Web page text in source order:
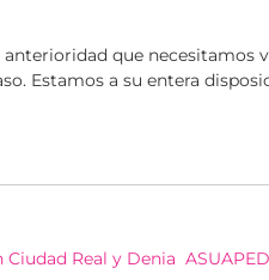
que necesitamos
Estamos a su entera
Real y Denia 